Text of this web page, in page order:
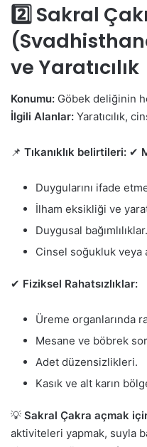
2️⃣ Sakral
ve Yaratıcılık
Konumu: Göbek deliğinin
İlgili Alanlar: Yaratıcılık,
📌 Tıkanıklık belirtileri: ✔
Duygularını ifade
İlham eksikliği ve
Duygusal bağımlılıklar.
Cinsel soğukluk veya
✔ Fiziksel Rahatsızlıklar:
Üreme organlarında
Mesane ve böbrek
Adet düzensizlikleri.
Kasık ve alt karın
💡 Sakral Çakra açmak
aktiviteleri yapmak, suyla